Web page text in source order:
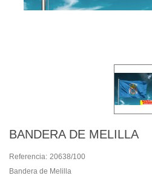
BANDERA DE MELILLA
Referencia: 20638/100
Bandera de Melilla